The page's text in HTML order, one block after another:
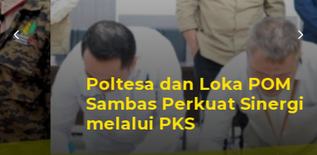
Poltesa dan Loka POM
Sambas Perkuat Sinergi
melalui PKS